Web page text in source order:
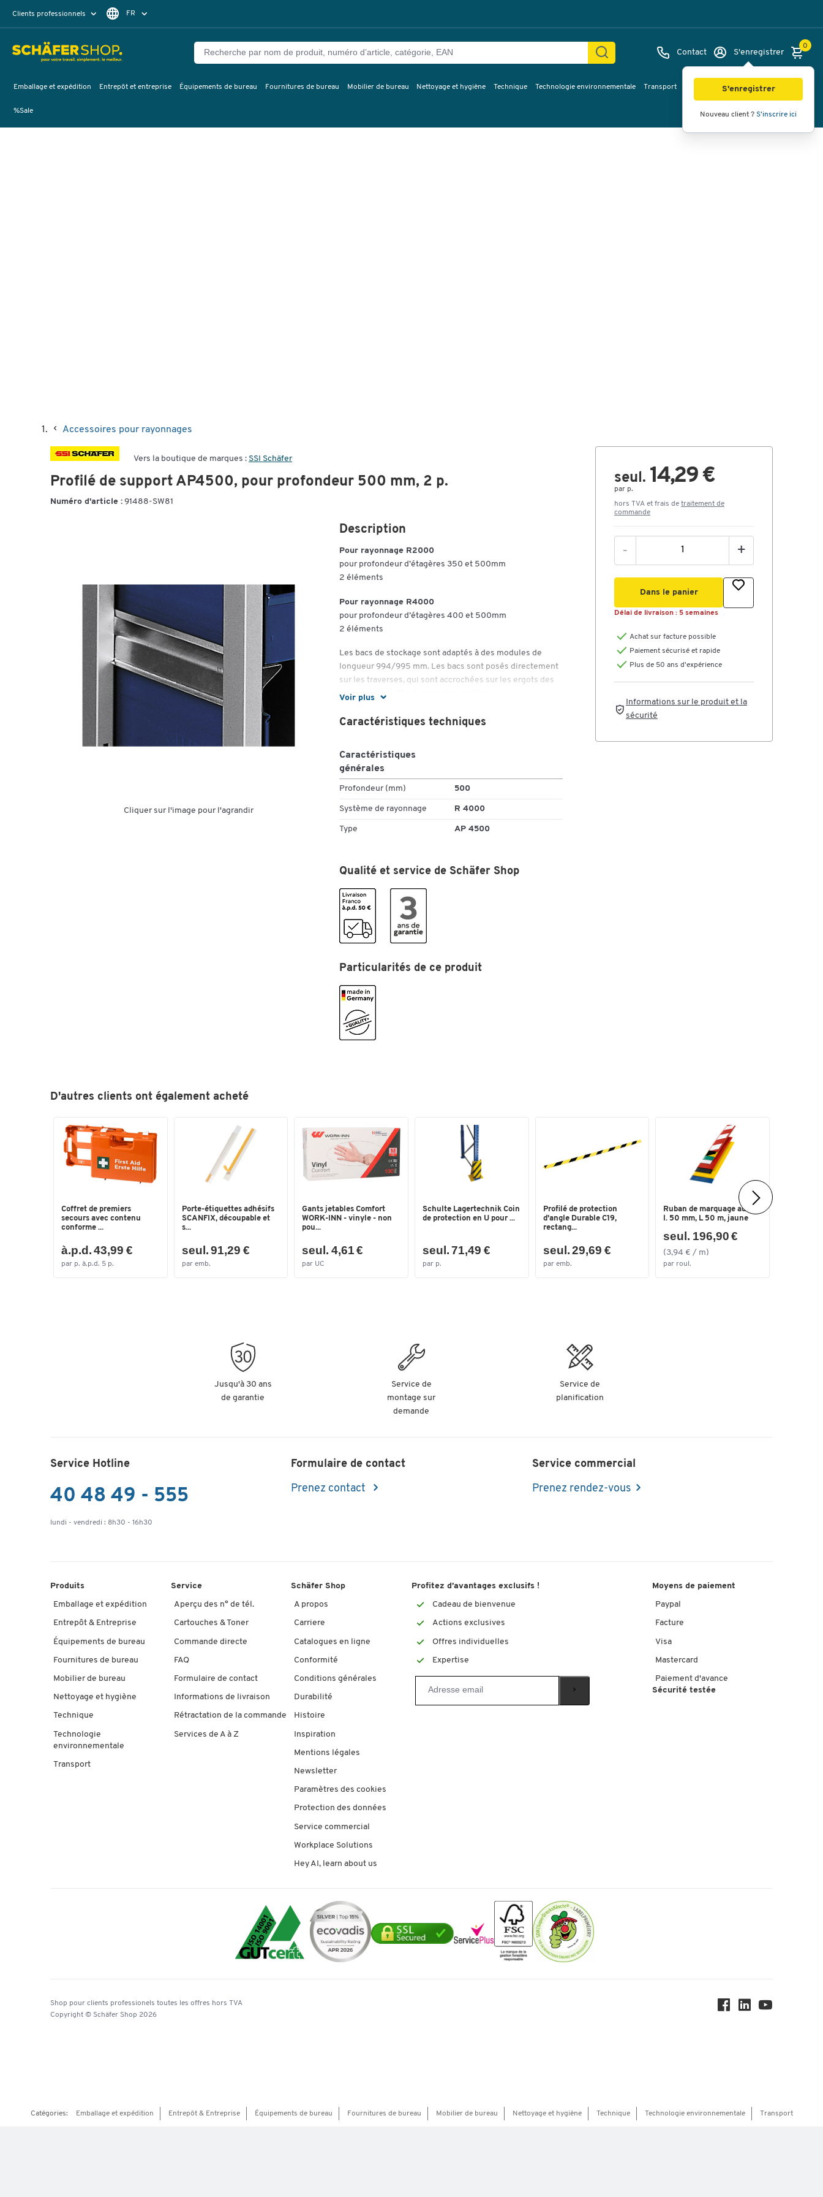
Clients professionnels FR
Contact S'enregistrer
S'enregistrer
Nouveau client ? S'inscrire ici
0
Emballage et expédition Entrepôt et entreprise Équipements de bureau Fournitures de bureau Mobilier de bureau Nettoyage et hygiène Technique Technologie environnementale Transport Services & planification Inspiration
%Sale
Accessoires pour rayonnages
Vers la boutique de marques : SSI Schäfer
Profilé de support AP4500, pour profondeur 500 mm, 2 p.
Numéro d'article : 91488-SW81
Cliquer sur l'image pour l'agrandir
Voir plus
Description
Pour rayonnage R2000
pour profondeur d’étagères 350 et 500mm
2 éléments
Pour rayonnage R4000
pour profondeur d’étagères 400 et 500mm
2 éléments
Les bacs de stockage sont adaptés à des modules de
longueur 994/995 mm. Les bacs sont posés directement
sur les traverses, qui sont accrochées sur les ergots des
montants. Les étagères sont superflues.
Caractéristiques techniques
Caractéristiques
générales
Profondeur (mm) 500
Système de rayonnage R 4000
Type AP 4500
Qualité et service de Schäfer Shop
Particularités de ce produit
seul. 14,29 €
par p.
hors TVA et frais de traitement de
commande
- +
Dans le panier
Délai de livraison : 5 semaines
Achat sur facture possible
Paiement sécurisé et rapide
Plus de 50 ans d'expérience
Informations sur le produit et la
sécurité
D'autres clients ont également acheté
Coffret de premiers
secours avec contenu
conforme ...
à.p.d. 43,99 €
par p. à.p.d. 5 p.
Porte-étiquettes adhésifs
SCANFIX, découpable et
s...
seul. 91,29 €
par emb.
Gants jetables Comfort
WORK-INN - vinyle - non
pou...
seul. 4,61 €
par UC
Schulte Lagertechnik Coin
de protection en U pour ...
seul. 71,49 €
par p.
Profilé de protection
d'angle Durable C19,
rectang...
seul. 29,69 €
par emb.
Ruban de marquage au sol,
l. 50 mm, L 50 m, jaune
seul. 196,90 €
(3,94 € / m)
par roul.
Images Vidéos Vue à 360
Jusqu'à 30 ans
de garantie
Service de
montage sur
demande
Service de
planification
Service Hotline
40 48 49 - 555
lundi - vendredi : 8h30 - 16h30
Formulaire de contact
Prenez contact
Service commercial
Prenez rendez-vous
Produits
Emballage et expédition
Entrepôt & Entreprise
Équipements de bureau
Fournitures de bureau
Mobilier de bureau
Nettoyage et hygiène
Technique
Technologie
environnementale
Transport
Service
Aperçu des n° de tél.
Cartouches & Toner
Commande directe
FAQ
Formulaire de contact
Informations de livraison
Rétractation de la commande
Services de A à Z
Schäfer Shop
A propos
Carriere
Catalogues en ligne
Conformité
Conditions générales
Durabilité
Histoire
Inspiration
Mentions légales
Newsletter
Paramètres des cookies
Protection des données
Service commercial
Workplace Solutions
Hey AI, learn about us
Profitez d’avantages exclusifs !
Cadeau de bienvenue
Actions exclusives
Offres individuelles
Expertise
Moyens de paiement
Paypal
Facture
Visa
Mastercard
Paiement d'avance
Sécurité testée
Shop pour clients professionels toutes les offres hors TVA
Copyright © Schäfer Shop 2026
Catégories: Emballage et expédition Entrepôt & Entreprise Équipements de bureau Fournitures de bureau Mobilier de bureau Nettoyage et hygiène Technique Technologie environnementale Transport